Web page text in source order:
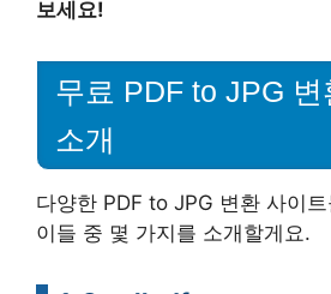
보세요!
무료 PDF to JPG 변
소개
다양한 PDF to JPG 변환 사이
이들 중 몇 가지를 소개할게요.